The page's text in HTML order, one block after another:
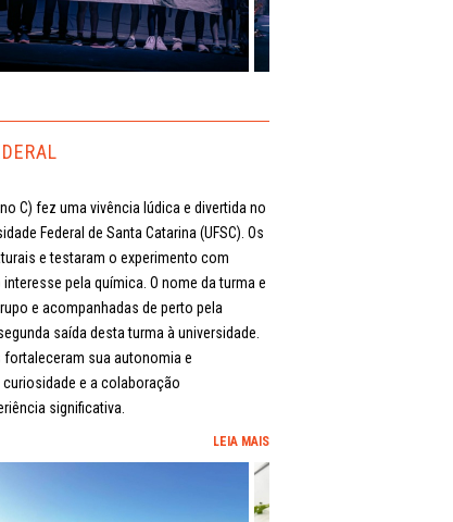
C) fez uma vivência lúdica e divertida no
Federal de Santa Catarina (UFSC). Os
e testaram o experimento com
pela química. O nome da turma e
e acompanhadas de perto pela
saída desta turma à universidade.
sua autonomia e
e a colaboração
significativa.
LEIA MAIS